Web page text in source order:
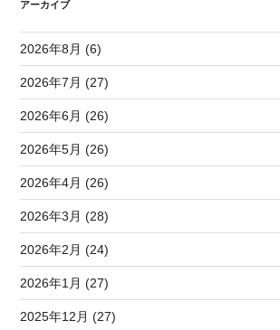
アーカイブ
2026年8月 (6)
2026年7月 (27)
2026年6月 (26)
2026年5月 (26)
2026年4月 (26)
2026年3月 (28)
2026年2月 (24)
2026年1月 (27)
2025年12月 (27)